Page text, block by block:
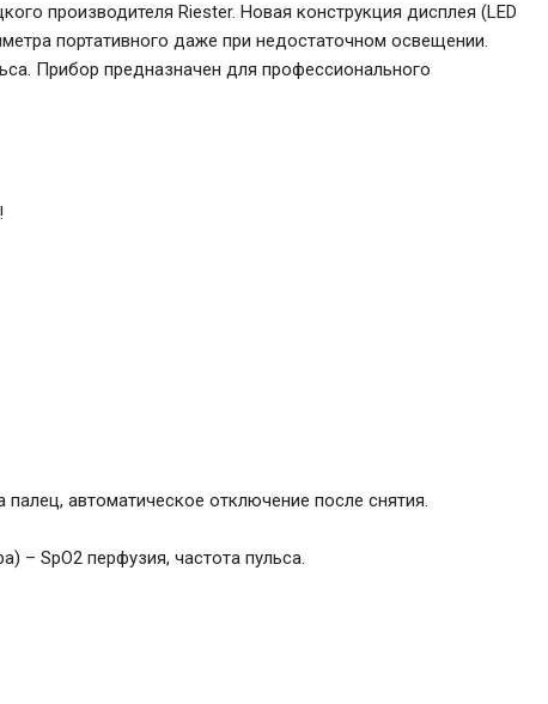
производителя Riester. Новая конструкция дисплея (LED
портативного даже при недостаточном освещении.
Прибор предназначен для профессионального
автоматическое отключение после снятия.
– SpO2 перфузия, частота пульса.